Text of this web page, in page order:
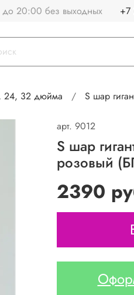
20:00 без выходных +7
24, 32 дюйма S шар
арт. 9012
S шар
розовый
2390